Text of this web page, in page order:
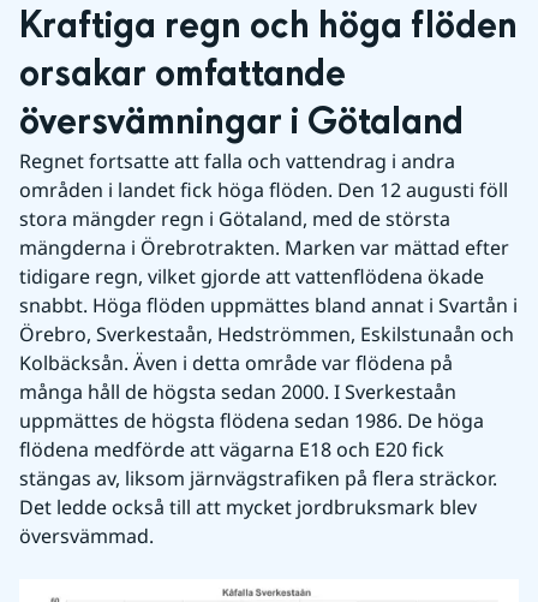
Kraftiga regn och höga flöden
orsakar omfattande
översvämningar i Götaland
Regnet fortsatte att falla och vattendrag i andra
områden i landet fick höga flöden. Den 12 augusti föll
stora mängder regn i Götaland, med de största
mängderna i Örebrotrakten. Marken var mättad efter
tidigare regn, vilket gjorde att vattenflödena ökade
snabbt. Höga flöden uppmättes bland annat i Svartån i
Örebro, Sverkestaån, Hedströmmen, Eskilstunaån och
Kolbäcksån. Även i detta område var flödena på
många håll de högsta sedan 2000. I Sverkestaån
uppmättes de högsta flödena sedan 1986. De höga
flödena medförde att vägarna E18 och E20 fick
stängas av, liksom järnvägstrafiken på flera sträckor.
Det ledde också till att mycket jordbruksmark blev
översvämmad.